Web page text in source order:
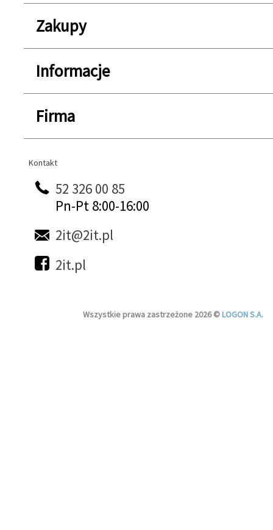
Zakupy
Informacje
Firma
Kontakt
Kontakt
52 326 00 85
Pn-Pt 8:00-16:00
2it@2it.pl
2it.pl
Wszystkie prawa zastrzeżone 2026 ©LOGON S.A.